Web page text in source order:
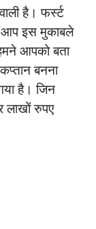
है। फर्स्ट
आप इस मुकाबले
आपको बता
बनना
है। जिन
लाखों रुपए